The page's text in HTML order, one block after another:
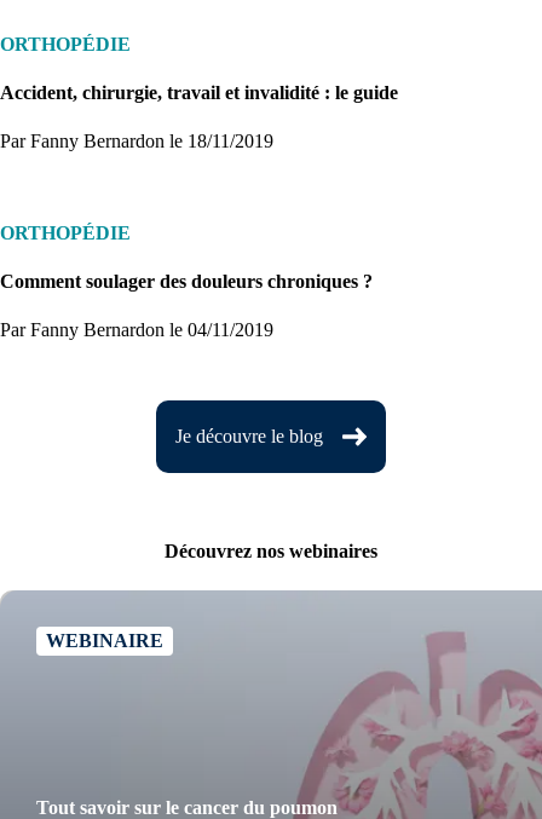
ORTHOPÉDIE
Accident, chirurgie, travail et invalidité : le guide
Par Fanny Bernardon le 18/11/2019
ORTHOPÉDIE
Comment soulager des douleurs chroniques ?
Par Fanny Bernardon le 04/11/2019
Je découvre le blog
Découvrez nos webinaires
WEBINAIRE
Tout savoir sur le cancer du poumon